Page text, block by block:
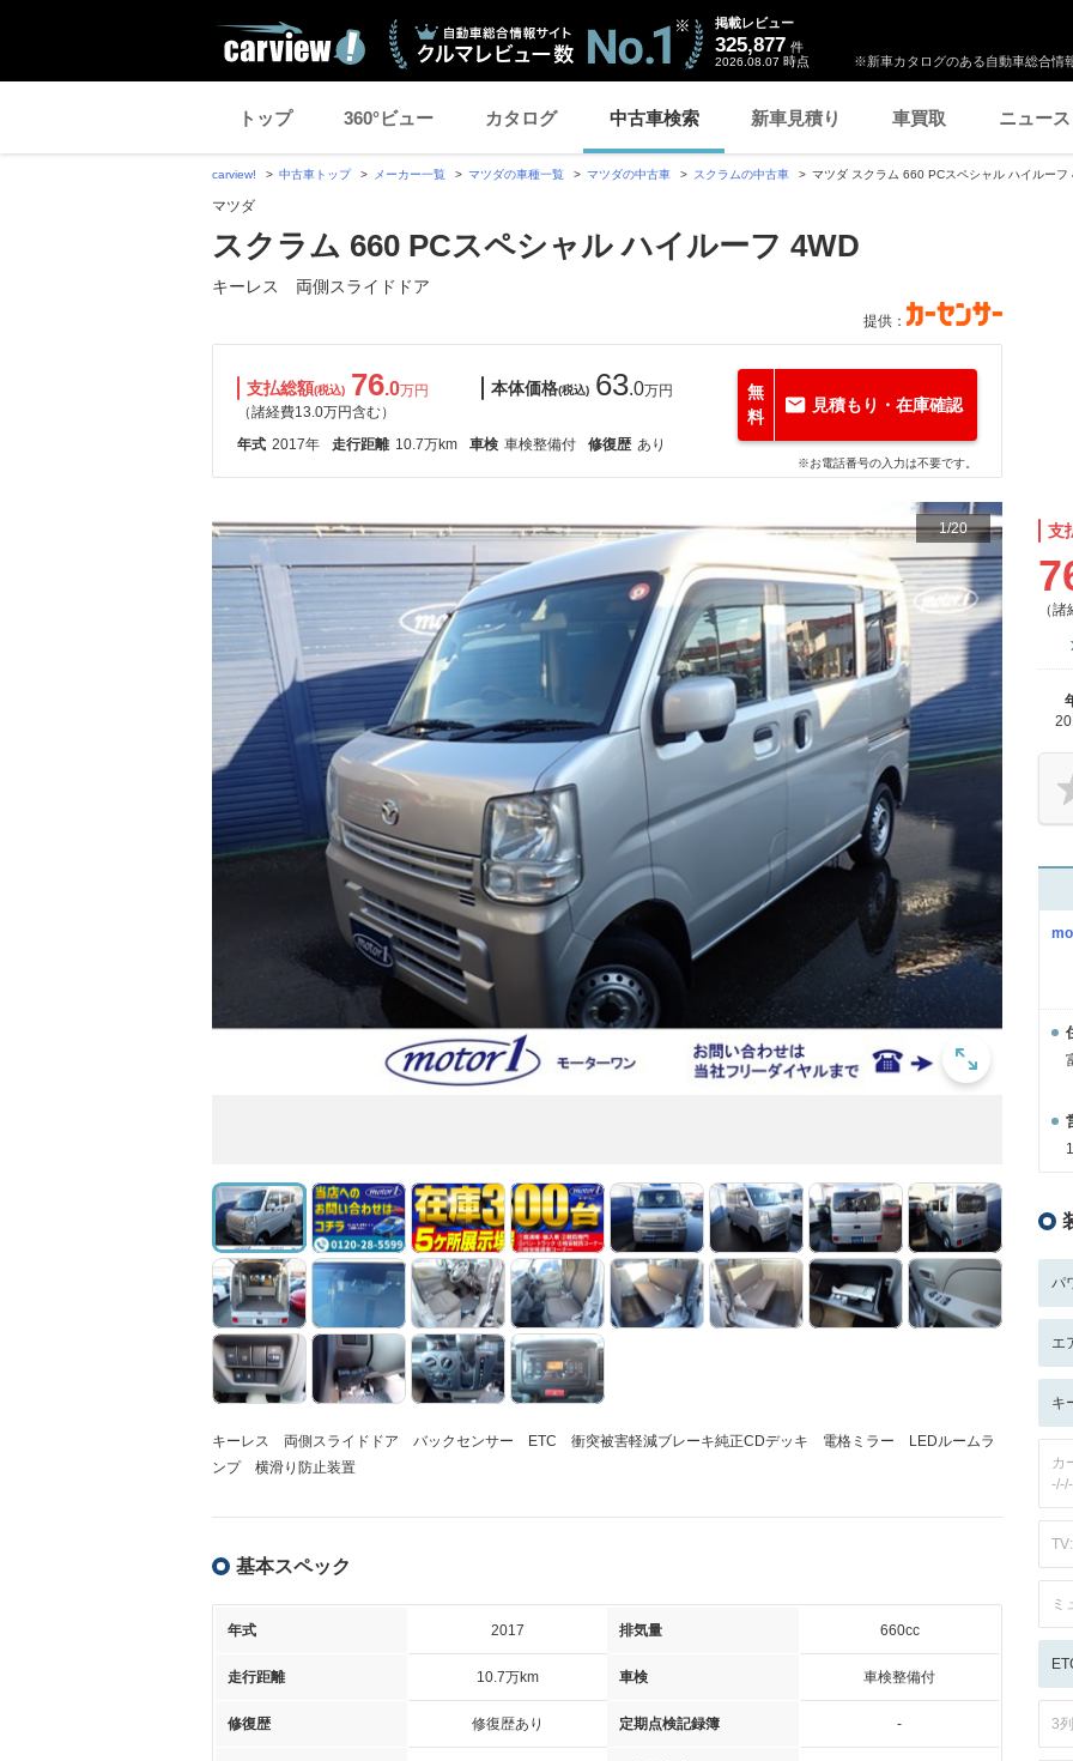
※新車カタログのある自動車総合情
掲載レビュー
325,877 件
2026.08.07 時点
トップ 360°ビュー カタログ 中古車検索 新車見積り 車買取 ニュース
carview! 中古車トップ メーカー一覧 マツダの車種一覧 マツダの中古車 スクラムの中古車 マツダ スクラム 660 PCスペシャル ハイルー
マツダ
スクラム 660 PCスペシャル ハイルーフ 4WD
キーレス 両側スライドドア
提供：
支払総額(税込) 76.0万円
（諸経費13.0万円含む）
本体価格(税込) 63.0万円
年式 2017年 走行距離 10.7万km 車検 車検整備付 修復歴 あり
無
料
見積もり・在庫確認
※お電話番号の入力は不要です。
1/20
キーレス 両側スライドドア バックセンサー ETC 衝突被害軽減ブレーキ純正CDデッキ 電格ミラー LEDルームラ
ンプ 横滑り防止装置
基本スペック
年式 2017 排気量 660cc
走行距離 10.7万km 車検 車検整備付
修復歴 修復歴あり 定期点検記録簿 -
支
（
パ
エ
キ
カ
ミ
3